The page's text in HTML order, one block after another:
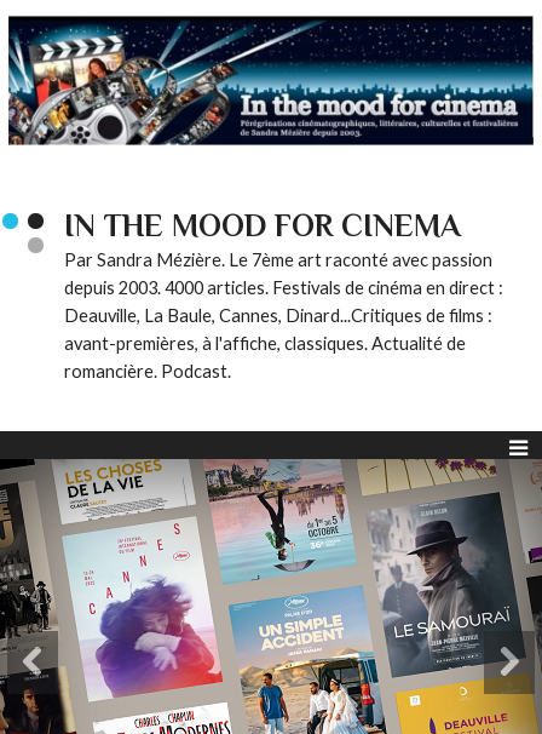
IN THE MOOD FOR CINEMA
Par Sandra Mézière. Le 7ème art raconté avec passion
depuis 2003. 4000 articles. Festivals de cinéma en direct :
Deauville, La Baule, Cannes, Dinard...Critiques de films :
avant-premières, à l'affiche, classiques. Actualité de
romancière. Podcast.